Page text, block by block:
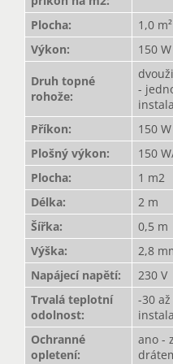
Plocha:
1,0 m²
Výkon: 150 W
Druh topné
rohože:
-
Příkon:
150 W
Plošný výkon:
150
Plocha:
1 m2
Délka:
2 m
Šířka:
0,5 m
Výška:
2,8
Napájecí napětí:
230 V
Trvalá teplotní
odolnost:
-30
Ochranné
opletení:
ano -